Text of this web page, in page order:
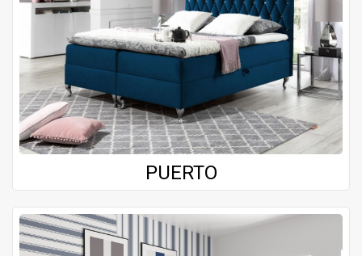
PUERTO